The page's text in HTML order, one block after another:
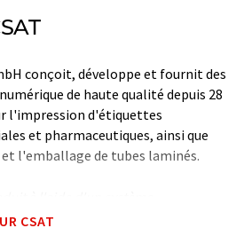
conçoit, développe et fournit des
de haute qualité depuis 28
l'impression d'étiquettes
et pharmaceutiques, ainsi que
l'emballage de tubes laminés.
humaine. LUMITOS propose
CSAT